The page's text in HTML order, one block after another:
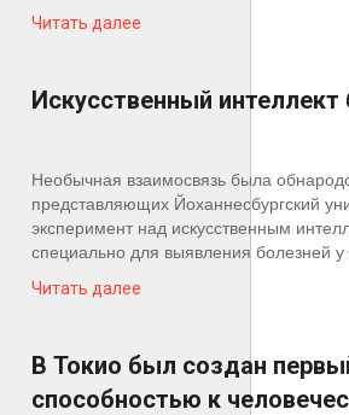
Читать далее
Искусственный
Необычная взаимосвязь была
представляющих Йоханнесбургский
эксперимент над искусственным
специально для выявления болезней
Читать далее
В Токио был создан
способностью к